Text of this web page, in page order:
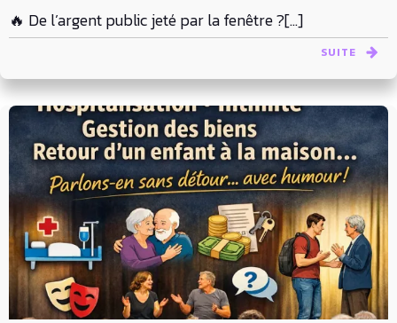
🔥 De l’argent public jeté par la fenêtre ?[…]
SUITE